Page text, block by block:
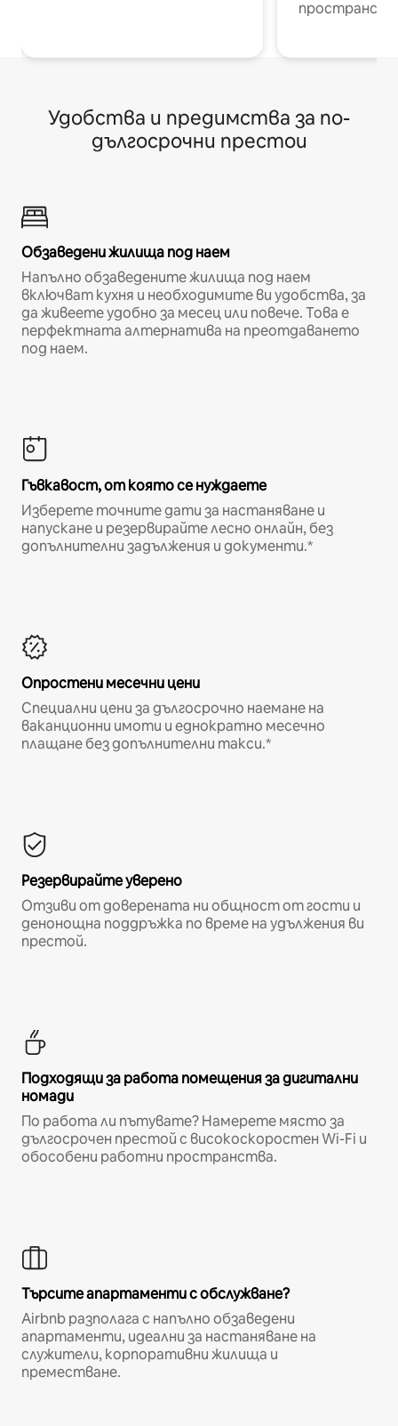
Удобства и предимства за по-
дългосрочни престои
Обзаведени жилища под наем
Напълно обзаведените жилища под наем
включват кухня и необходимите ви удобства, за
да живеете удобно за месец или повече. Това е
перфектната алтернатива на преотдаването
под наем.
Гъвкавост, от която се нуждаете
Изберете точните дати за настаняване и
напускане и резервирайте лесно онлайн, без
допълнителни задължения и документи.*
Опростени месечни цени
Специални цени за дългосрочно наемане на
ваканционни имоти и еднократно месечно
плащане без допълнителни такси.*
Резервирайте уверено
Отзиви от доверената ни общност от гости и
денонощна поддръжка по време на удължения ви
престой.
Подходящи за работа помещения за дигитални
номади
По работа ли пътувате? Намерете място за
дългосрочен престой с високоскоростен Wi-Fi и
обособени работни пространства.
Търсите апартаменти с обслужване?
Airbnb разполага с напълно обзаведени
апартаменти, идеални за настаняване на
служители, корпоративни жилища и
преместване.